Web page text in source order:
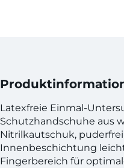
Latexfreie Einmal-
Schutzhandschuhe aus
Nitrilkautschuk,
Innenbeschichtung
Fingerbereich für